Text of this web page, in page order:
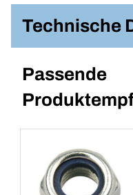
Technische
Passende